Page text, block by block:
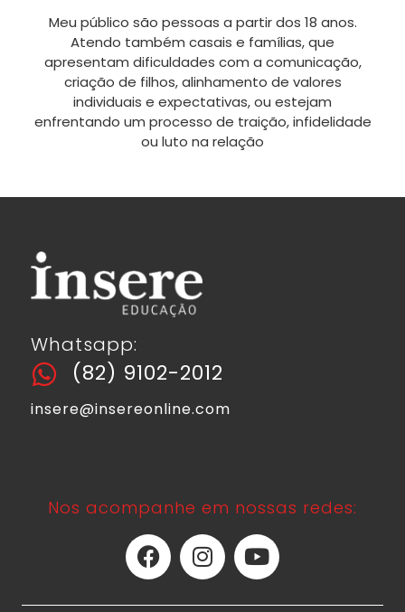
Meu público são pessoas a partir dos 18 anos.
Atendo também casais e famílias, que
apresentam dificuldades com a comunicação,
criação de filhos, alinhamento de valores
individuais e expectativas, ou estejam
enfrentando um processo de traição, infidelidade
ou luto na relação
Whatsapp:
(82) 9102-2012
insere@insereonline.com
Nos acompanhe em nossas redes: